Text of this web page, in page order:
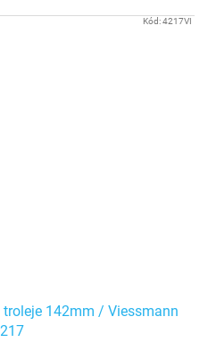
142mm / Viessmann
Kód:4217VI